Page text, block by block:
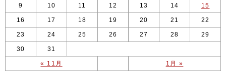
« 11月 1月 »
9 10 11 12 13 14 15
16 17 18 19 20 21 22
23 24 25 26 27 28 29
30 31